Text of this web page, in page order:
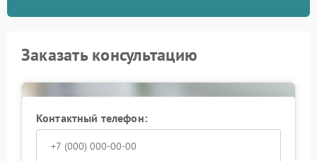
Заказать консультацию
Контактный телефон: